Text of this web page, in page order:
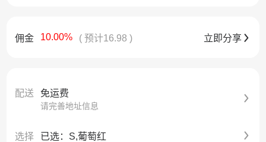
佣金 10.00% ( 预计16.98 ) 立即分享
配送 免运费
请完善地址信息
选择 已选：S,葡萄红